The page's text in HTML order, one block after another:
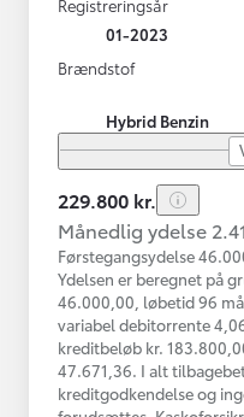
01-2023
Brændstof
Hybrid Benzin
229.800 kr.
Månedlig ydelse
Førstegangsydelse
Ydelsen er beregnet på
46.000,00, løbetid 96
variabel debitorrente
kreditbeløb kr.
47.671,36. I alt
kreditgodkendelse og